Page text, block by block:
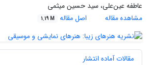
عاطفه عین‌علی، سید حسین میثمی
مشاهده مقاله
اصل مقاله 1.19 M
مقالات آماده انتشار